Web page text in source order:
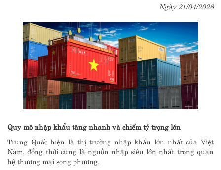
Ngày 21/04/2026
Quy mô nhập khẩu tăng nhanh và chiếm tỷ trọng lớn
Trung Quốc hiện là thị trường nhập khẩu lớn nhất của Việt
Nam, đồng thời cũng là nguồn nhập siêu lớn nhất trong quan
hệ thương mại song phương.